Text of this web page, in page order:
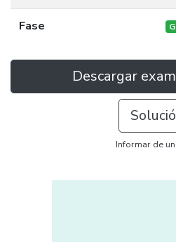
Fase
Descargar
Informar de